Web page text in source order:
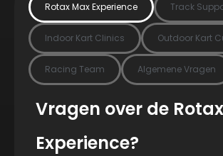
Rotax Max Experience Track
Indoor Kart Clinics Outdoor Kart
Racing Team Algemene Vragen
Vragen over de
Experience?